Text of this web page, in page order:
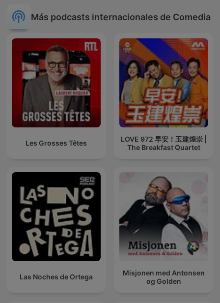
Más podcasts internacionales de Comedia
Les Grosses Têtes
LOVE 972 早安！玉建煌崇 |
The Breakfast Quartet
Las Noches de Ortega
Misjonen med Antonsen
og Golden